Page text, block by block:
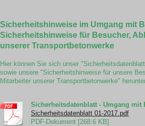
Sicherheitshinweise im Umgang mit
Sicherheitshinweise für Besucher,
unserer Transportbetonwerke
Hier können Sie sich unser
sowie unsere "Sicherheitshinweise für unsere
Mitarbeiter unserer Transportbetonwerke"
Sicherheitsdatenblatt - Umgang mit
Sicherheitsdatenblatt 01-2017.pdf
PDF-Dokument [268.6 KB]